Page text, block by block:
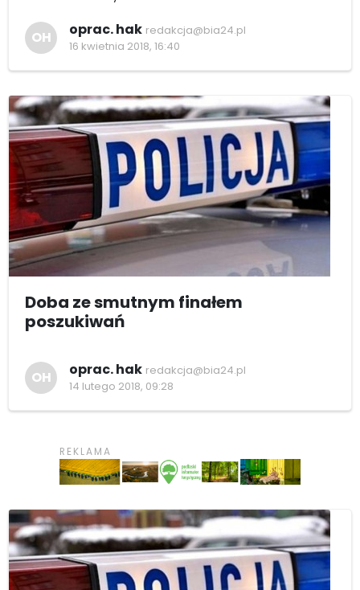
OH oprac. hak redakcja@bia24.pl
16 kwietnia 2018, 16:40
Doba ze smutnym finałem
poszukiwań
OH oprac. hak redakcja@bia24.pl
14 lutego 2018, 09:28